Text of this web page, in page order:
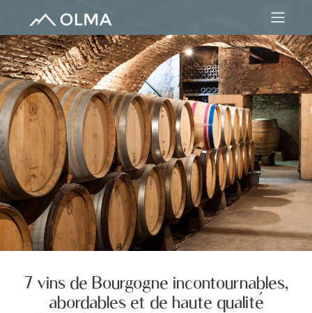
7 vins de Bourgogne incontournables,
abordables et de haute qualité